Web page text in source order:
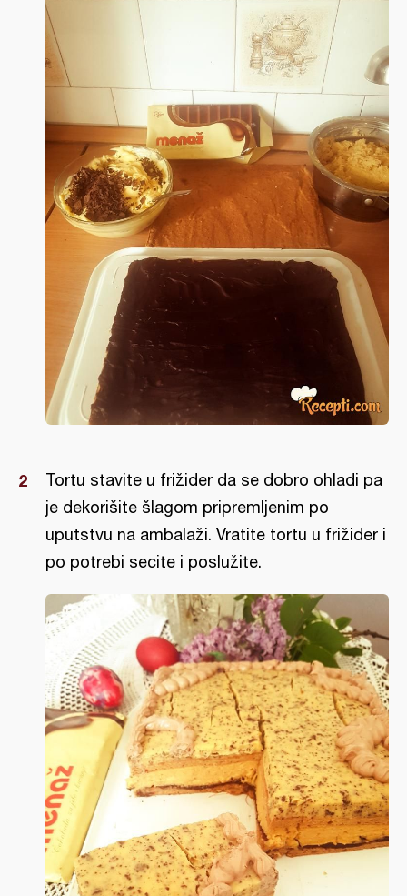
Tortu stavite u frižider da se dobro ohladi pa
je dekorišite šlagom pripremljenim po
uputstvu na ambalaži. Vratite tortu u frižider i
po potrebi secite i poslužite.